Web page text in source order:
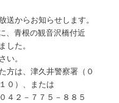
送からお知らせします。
、青根の観音沢橋付近
した。
い。
方は、津久井警察署（０
０）、または
４２－７７５－８８５